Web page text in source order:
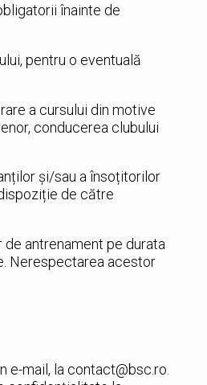
înainte de
pentru o eventuală
a cursului din motive
conducerea clubului
și/sau a însoțitorilor
de către
antrenament pe durata
Nerespectarea acestor
mail, la contact@bsc.ro.